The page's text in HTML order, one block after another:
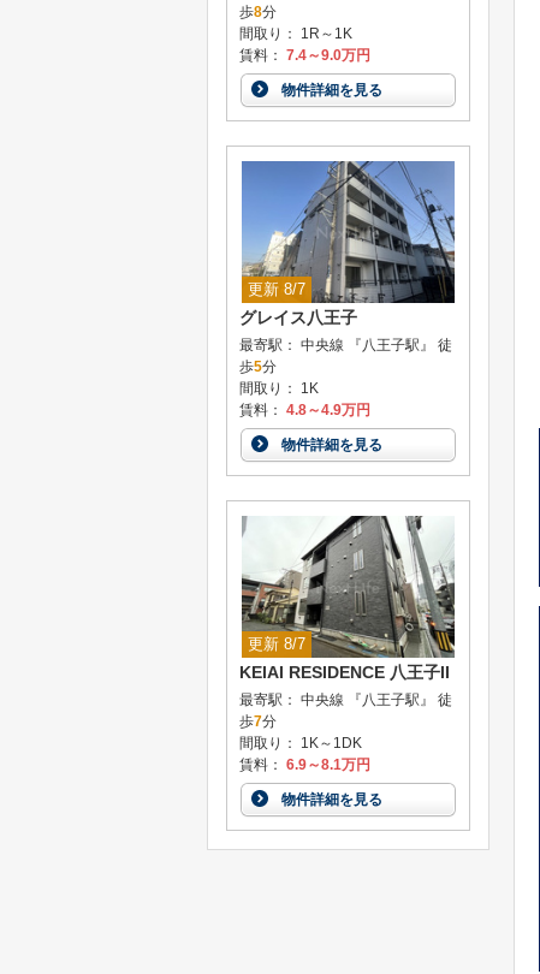
歩8分
間取り： 1R～1K
賃料： 7.4～9.0万円
物件詳細を見る
更新 8/7
グレイス八王子
最寄駅： 中央線 『八王子駅』 徒
歩5分
間取り： 1K
賃料： 4.8～4.9万円
物件詳細を見る
更新 8/7
KEIAI RESIDENCE 八王子II
最寄駅： 中央線 『八王子駅』 徒
歩7分
間取り： 1K～1DK
賃料： 6.9～8.1万円
物件詳細を見る